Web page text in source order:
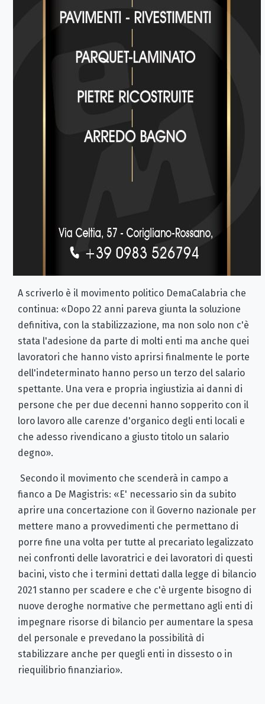
A scriverlo è il movimento politico DemaCalabria che
continua: «Dopo 22 anni pareva giunta la soluzione
definitiva, con la stabilizzazione, ma non solo non c'è
stata l'adesione da parte di molti enti ma anche quei
lavoratori che hanno visto aprirsi finalmente le porte
dell'indeterminato hanno perso un terzo del salario
spettante. Una vera e propria ingiustizia ai danni di
persone che per due decenni hanno sopperito con il
loro lavoro alle carenze d'organico degli enti locali e
che adesso rivendicano a giusto titolo un salario
degno».
Secondo il movimento che scenderà in campo a
fianco a De Magistris: «E' necessario sin da subito
aprire una concertazione con il Governo nazionale per
mettere mano a provvedimenti che permettano di
porre fine una volta per tutte al precariato legalizzato
nei confronti delle lavoratrici e dei lavoratori di questi
bacini, visto che i termini dettati dalla legge di bilancio
2021 stanno per scadere e che c'è urgente bisogno di
nuove deroghe normative che permettano agli enti di
impegnare risorse di bilancio per aumentare la spesa
del personale e prevedano la possibilità di
stabilizzare anche per quegli enti in dissesto o in
riequilibrio finanziario».